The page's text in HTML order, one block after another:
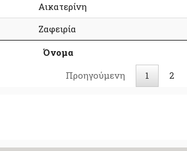
Όνομα
Αικατερίνη
Ζαφειρία
Προηγούμενη 1 2